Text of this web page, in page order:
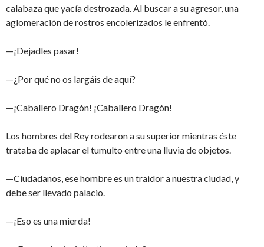
calabaza que yacía destrozada. Al buscar a su agresor, una
aglomeración de rostros encolerizados le enfrentó.
—¡Dejadles pasar!
—¿Por qué no os largáis de aquí?
—¡Caballero Dragón! ¡Caballero Dragón!
Los hombres del Rey rodearon a su superior mientras éste
trataba de aplacar el tumulto entre una lluvia de objetos.
—Ciudadanos, ese hombre es un traidor a nuestra ciudad, y
debe ser llevado palacio.
—¡Eso es una mierda!